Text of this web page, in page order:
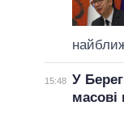
15:48 У
масові